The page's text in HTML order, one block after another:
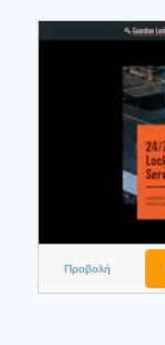
Προβολή